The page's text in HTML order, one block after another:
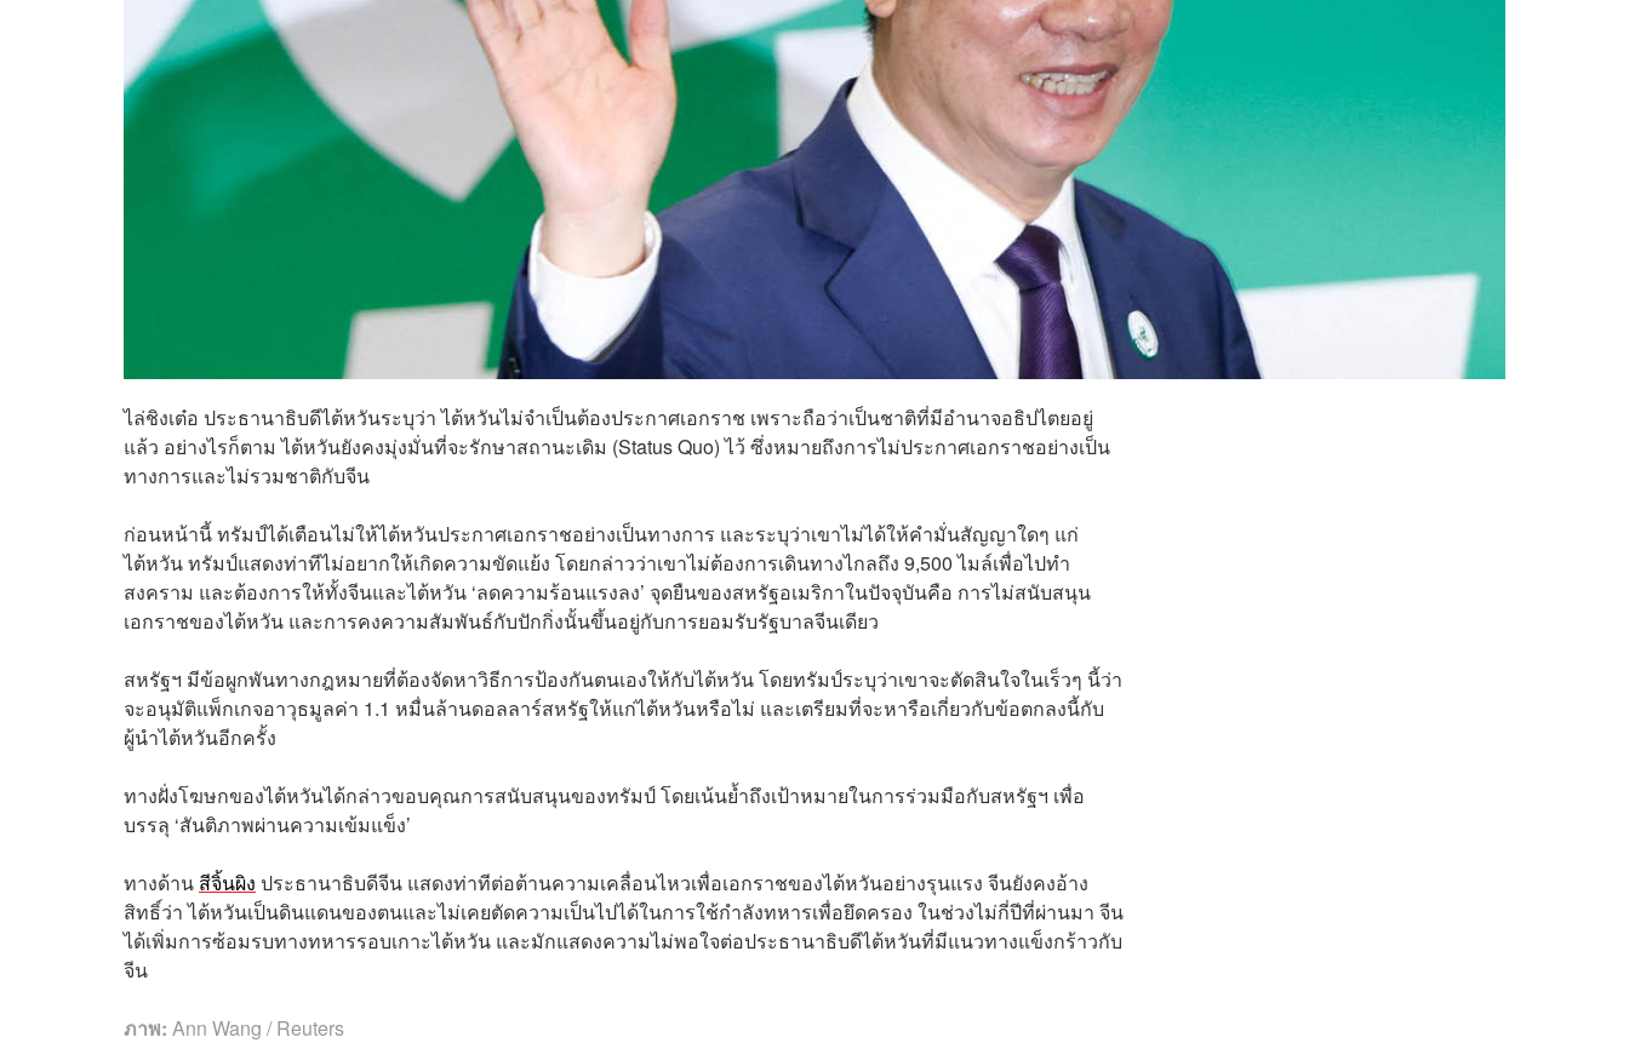
ไล่ชิงเต๋อ ประธานาธิบดีไต้หวันระบุว่า ไต้หวันไม่จำเป็นต้องประกาศเอกราช เพราะถือว่าเป็นชาติที่มีอำนาจอธิปไตยอยู่
แล้ว อย่างไรก็ตาม ไต้หวันยังคงมุ่งมั่นที่จะรักษาสถานะเดิม (Status Quo) ไว้ ซึ่งหมายถึงการไม่ประกาศเอกราชอย่างเป็น
ทางการและไม่รวมชาติกับจีน
ก่อนหน้านี้ ทรัมป์ได้เตือนไม่ให้ไต้หวันประกาศเอกราชอย่างเป็นทางการ และระบุว่าเขาไม่ได้ให้คำมั่นสัญญาใดๆ แก่
ไต้หวัน ทรัมป์แสดงท่าทีไม่อยากให้เกิดความขัดแย้ง โดยกล่าวว่าเขาไม่ต้องการเดินทางไกลถึง 9,500 ไมล์เพื่อไปทำ
สงคราม และต้องการให้ทั้งจีนและไต้หวัน ‘ลดความร้อนแรงลง’ จุดยืนของสหรัฐอเมริกาในปัจจุบันคือ การไม่สนับสนุน
เอกราชของไต้หวัน และการคงความสัมพันธ์กับปักกิ่งนั้นขึ้นอยู่กับการยอมรับรัฐบาลจีนเดียว
สหรัฐฯ มีข้อผูกพันทางกฎหมายที่ต้องจัดหาวิธีการป้องกันตนเองให้กับไต้หวัน โดยทรัมป์ระบุว่าเขาจะตัดสินใจในเร็วๆ นี้ว่า
จะอนุมัติแพ็กเกจอาวุธมูลค่า 1.1 หมื่นล้านดอลลาร์สหรัฐให้แก่ไต้หวันหรือไม่ และเตรียมที่จะหารือเกี่ยวกับข้อตกลงนี้กับ
ผู้นำไต้หวันอีกครั้ง
ทางฝั่งโฆษกของไต้หวันได้กล่าวขอบคุณการสนับสนุนของทรัมป์ โดยเน้นย้ำถึงเป้าหมายในการร่วมมือกับสหรัฐฯ เพื่อ
บรรลุ ‘สันติภาพผ่านความเข้มแข็ง’
ทางด้าน สีจิ้นผิง ประธานาธิบดีจีน แสดงท่าทีต่อต้านความเคลื่อนไหวเพื่อเอกราชของไต้หวันอย่างรุนแรง จีนยังคงอ้าง
สิทธิ์ว่า ไต้หวันเป็นดินแดนของตนและไม่เคยตัดความเป็นไปได้ในการใช้กำลังทหารเพื่อยึดครอง ในช่วงไม่กี่ปีที่ผ่านมา จีน
ได้เพิ่มการซ้อมรบทางทหารรอบเกาะไต้หวัน และมักแสดงความไม่พอใจต่อประธานาธิบดีไต้หวันที่มีแนวทางแข็งกร้าวกับ
จีน
ภาพ: Ann Wang / Reuters